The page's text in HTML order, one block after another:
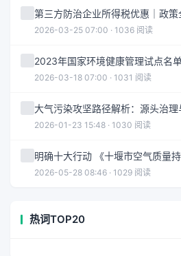
第三方防治企业所得税优惠｜政策
2026-03-25 07:00 · 1036 阅读
2023年国家环境健康管理试点名
2026-03-18 07:00 · 1031 阅读
大气污染攻坚路径解析：源头治
2026-01-23 15:48 · 1030 阅读
明确十大行动 《十堰市空气质量
2026-05-28 08:46 · 1029 阅读
热词TOP20